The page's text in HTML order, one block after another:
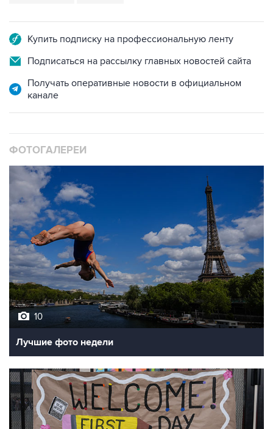
Купить подписку на профессиональную ленту
Подписаться на рассылку главных новостей сайта
Получать оперативные новости в официальном
канале
ФОТОГАЛЕРЕИ
10
Лучшие фото недели